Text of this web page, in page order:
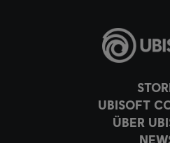
UBISOFT
ÜBER